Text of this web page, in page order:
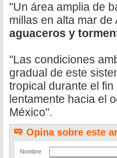
"Un área amplia de
millas en alta mar
aguaceros y
"Las condiciones
gradual de este
tropical durante el
lentamente hacia el
México".
Opina sobre este
Nombre